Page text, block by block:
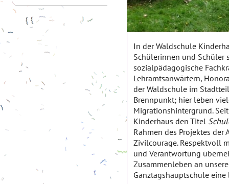
In der Waldschule
Schülerinnen und Schüler
sozialpädagogische
Lehramtsanwärtern,
der Waldschule im
Brennpunkt; hier leben
Migrationshintergrund.
Kinderhaus den Titel
Rahmen des Projektes der
Zivilcourage. Respektvoll
und Verantwortung
Zusammenleben an
Ganztagshauptschule